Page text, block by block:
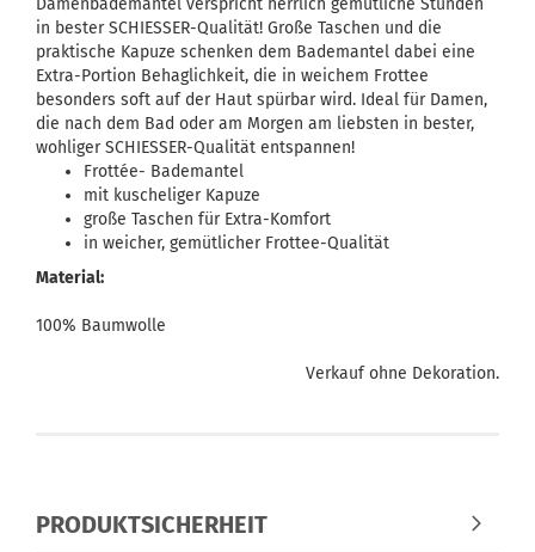
Damenbademantel verspricht herrlich gemütliche Stunden
in bester SCHIESSER-Qualität! Große Taschen und die
praktische Kapuze schenken dem Bademantel dabei eine
Extra-Portion Behaglichkeit, die in weichem Frottee
besonders soft auf der Haut spürbar wird. Ideal für Damen,
die nach dem Bad oder am Morgen am liebsten in bester,
wohliger SCHIESSER-Qualität entspannen!
Frottée- Bademantel
mit kuscheliger Kapuze
große Taschen für Extra-Komfort
in weicher, gemütlicher Frottee-Qualität
Material:
100% Baumwolle
Verkauf ohne Dekoration.
PRODUKTSICHERHEIT